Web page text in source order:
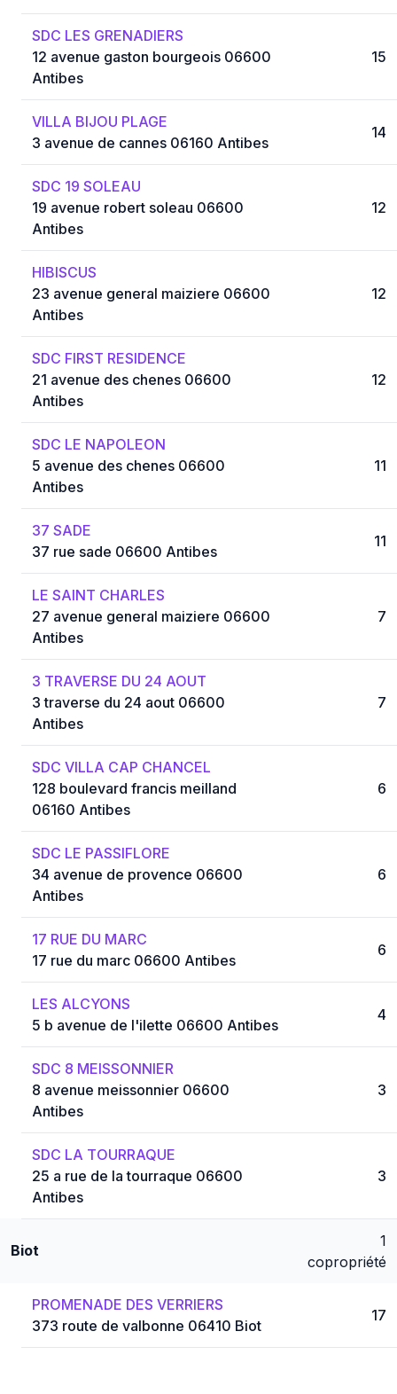
SDC LES GRENADIERS
12 avenue gaston bourgeois 06600
Antibes
15
VILLA BIJOU PLAGE
3 avenue de cannes 06160 Antibes
14
SDC 19 SOLEAU
19 avenue robert soleau 06600
Antibes
12
HIBISCUS
23 avenue general maiziere 06600
Antibes
12
SDC FIRST RESIDENCE
21 avenue des chenes 06600
Antibes
12
SDC LE NAPOLEON
5 avenue des chenes 06600
Antibes
11
37 SADE
37 rue sade 06600 Antibes
11
LE SAINT CHARLES
27 avenue general maiziere 06600
Antibes
7
3 TRAVERSE DU 24 AOUT
3 traverse du 24 aout 06600
Antibes
7
SDC VILLA CAP CHANCEL
128 boulevard francis meilland
06160 Antibes
6
SDC LE PASSIFLORE
34 avenue de provence 06600
Antibes
6
17 RUE DU MARC
17 rue du marc 06600 Antibes
6
LES ALCYONS
5 b avenue de l'ilette 06600 Antibes
4
SDC 8 MEISSONNIER
8 avenue meissonnier 06600
Antibes
3
SDC LA TOURRAQUE
25 a rue de la tourraque 06600
Antibes
3
Biot
1
copropriété
PROMENADE DES VERRIERS
373 route de valbonne 06410 Biot
17